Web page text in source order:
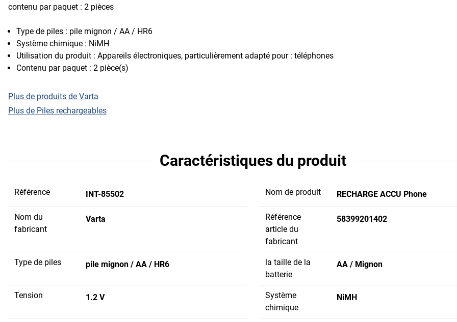
contenu par paquet : 2 pièces
Type de piles : pile mignon / AA / HR6
Système chimique : NiMH
Utilisation du produit : Appareils électroniques, particulièrement adapté pour : téléphones
Contenu par paquet : 2 pièce(s)
Plus de produits de Varta
Plus de Piles rechargeables
Caractéristiques du produit
Référence INT-85502 Nom de produit RECHARGE ACCU Phone
Nom du
fabricant
Varta
Référence
article du
fabricant
58399201402
Type de piles pile mignon / AA / HR6
la taille de la
batterie
AA / Mignon
Tension 1.2 V
Système
chimique
NiMH